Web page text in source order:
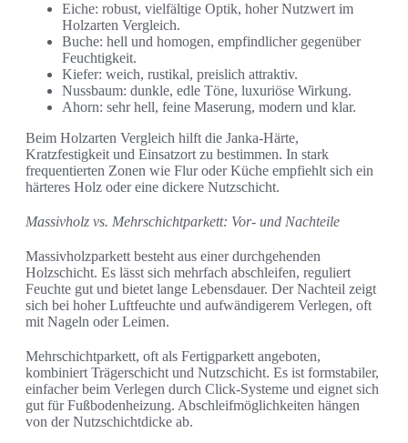
Eiche: robust, vielfältige Optik, hoher Nutzwert im
Holzarten Vergleich.
Buche: hell und homogen, empfindlicher gegenüber
Feuchtigkeit.
Kiefer: weich, rustikal, preislich attraktiv.
Nussbaum: dunkle, edle Töne, luxuriöse Wirkung.
Ahorn: sehr hell, feine Maserung, modern und klar.
Beim Holzarten Vergleich hilft die Janka-Härte,
Kratzfestigkeit und Einsatzort zu bestimmen. In stark
frequentierten Zonen wie Flur oder Küche empfiehlt sich ein
härteres Holz oder eine dickere Nutzschicht.
Massivholz vs. Mehrschichtparkett: Vor- und Nachteile
Massivholzparkett besteht aus einer durchgehenden
Holzschicht. Es lässt sich mehrfach abschleifen, reguliert
Feuchte gut und bietet lange Lebensdauer. Der Nachteil zeigt
sich bei hoher Luftfeuchte und aufwändigerem Verlegen, oft
mit Nageln oder Leimen.
Mehrschichtparkett, oft als Fertigparkett angeboten,
kombiniert Trägerschicht und Nutzschicht. Es ist formstabiler,
einfacher beim Verlegen durch Click-Systeme und eignet sich
gut für Fußbodenheizung. Abschleifmöglichkeiten hängen
von der Nutzschichtdicke ab.